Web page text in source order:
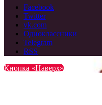
Facebook
Twitter
vk.com
Одноклассники
Telegram
RSS
Кнопка «Наверх»